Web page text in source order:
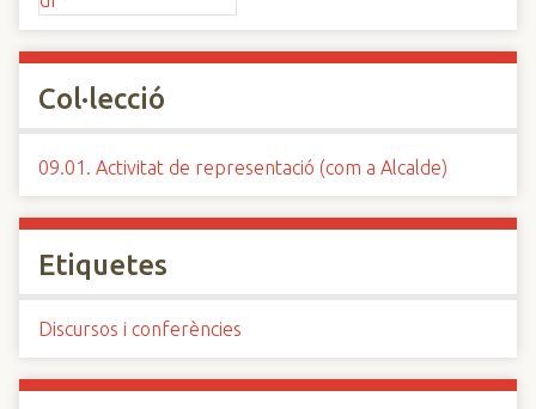
Col·lecció
09.01. Activitat de representació (com a Alcalde)
Etiquetes
Discursos i conferències